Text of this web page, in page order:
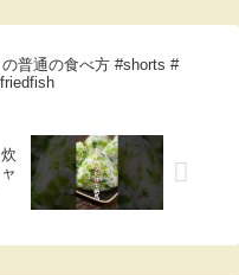
普通の食べ方 #shorts #